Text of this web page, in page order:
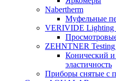
Nabertherm
Муфельные
VERIVIDE Lighting
ZEHNTNER Testing
Конический
эластичность
Приборы снятые с